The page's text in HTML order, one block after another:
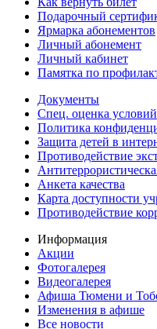
Подарочный
Ярмарка абонементов
Личный абонемент
Личный кабинет
Памятка по
Документы
Спец. оценка условий
Политика
Защита детей в
Противодействие
Анкета качества
Карта доступности
Противодействие
Информация
Акции
Фотогалерея
Видеогалерея
Афиша Тюмени и
Изменения в афише
Все новости